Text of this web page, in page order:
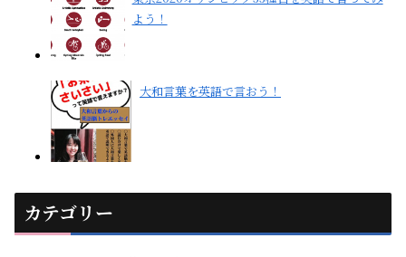
よう！
大和言葉を英語で言おう！
カテゴリー